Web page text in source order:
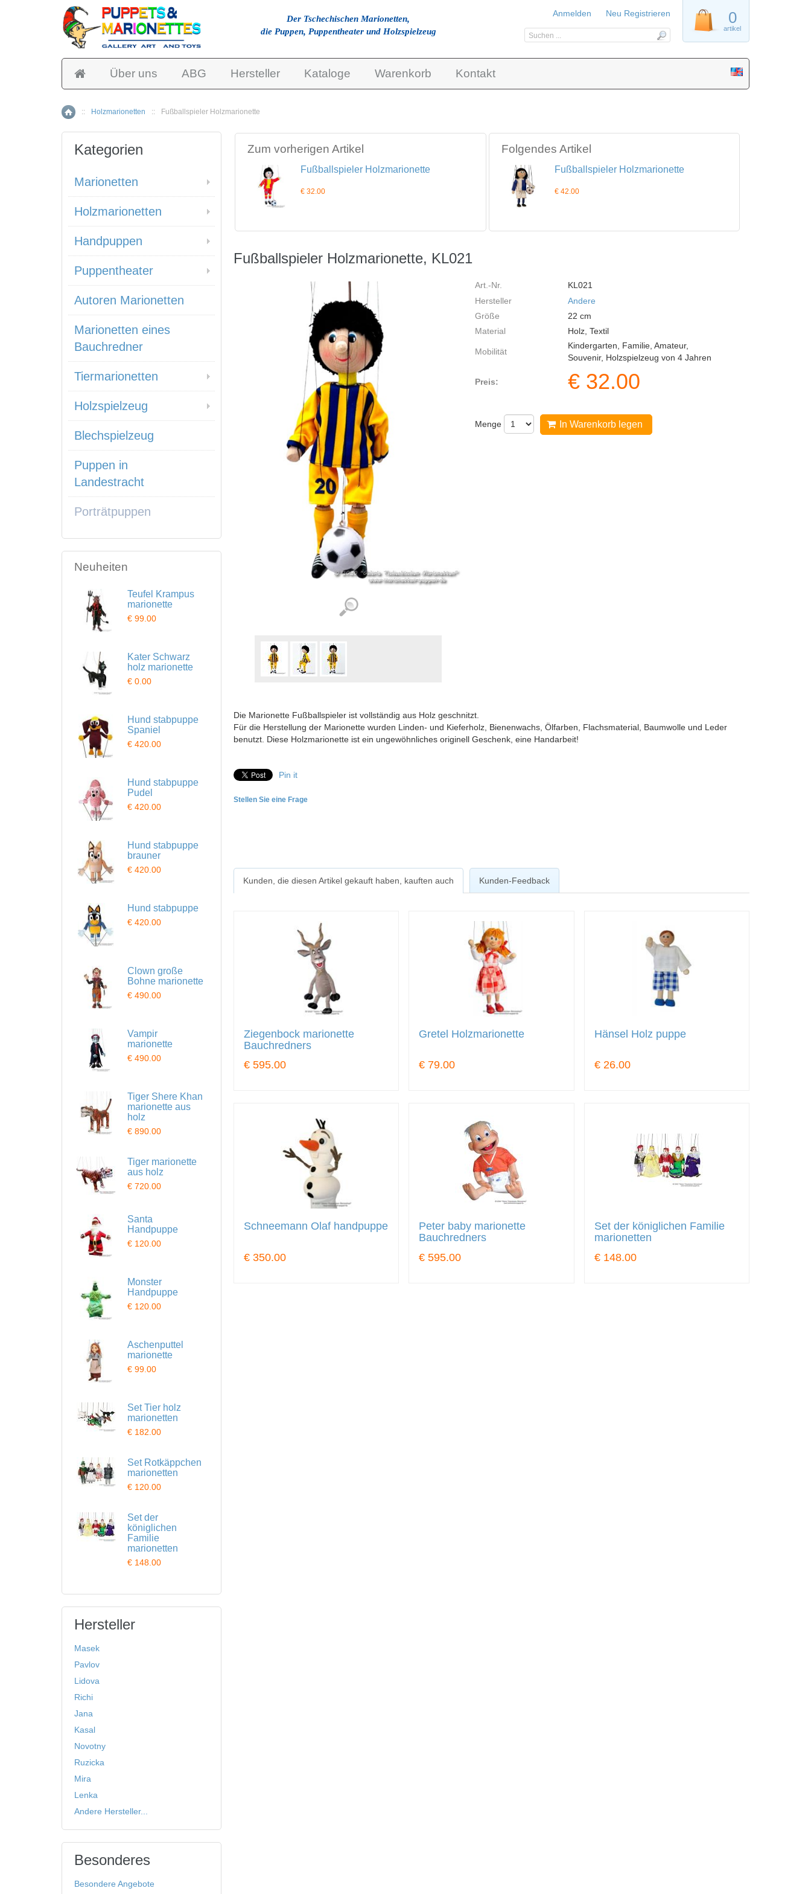
Über uns ABG Hersteller Kataloge Warenkorb Kontakt
Home
:: Holzmarionetten :: Fußballspieler Holzmarionette
Zum vorherigen Artikel
Fußballspieler Holzmarionette
€ 32.00
Folgendes Artikel
Fußballspieler Holzmarionette
€ 42.00
Fußballspieler Holzmarionette, KL021
Art.-Nr.
KL021
Hersteller
Andere
Größe
22 cm
Material
Holz, Textil
Mobilität
Kindergarten, Familie, Amateur,
Souvenir, Holzspielzeug von 4 Jahren
Preis: € 32.00
Menge In Warenkorb legen
Die Marionette Fußballspieler ist vollständig aus Holz geschnitzt.
Für die Herstellung der Marionette wurden Linden- und Kieferholz, Bienenwachs, Ölfarben, Flachsmaterial, Baumwolle und Leder
benutzt. Diese Holzmarionette ist ein ungewöhnliches originell Geschenk, eine Handarbeit!
Pin it
Stellen Sie eine Frage
Kunden, die diesen Artikel gekauft haben, kauften auch Kunden-Feedback
Ziegenbock marionette
Bauchredners
€ 595.00
Gretel Holzmarionette
€ 79.00
Hänsel Holz puppe
€ 26.00
Schneemann Olaf handpuppe
€ 350.00
Peter baby marionette
Bauchredners
€ 595.00
Set der königlichen Familie
marionetten
€ 148.00
Kategorien
Marionetten
Holzmarionetten
Handpuppen
Puppentheater
Autoren Marionetten
Marionetten eines
Bauchredner
Tiermarionetten
Holzspielzeug
Blechspielzeug
Puppen in
Landestracht
Porträtpuppen
Neuheiten
Teufel Krampus
marionette
€ 99.00
Kater Schwarz
holz marionette
€ 0.00
Hund stabpuppe
Spaniel
€ 420.00
Hund stabpuppe
Pudel
€ 420.00
Hund stabpuppe
brauner
€ 420.00
Hund stabpuppe
€ 420.00
Clown große
Bohne marionette
€ 490.00
Vampir
marionette
€ 490.00
Tiger Shere Khan
marionette aus
holz
€ 890.00
Tiger marionette
aus holz
€ 720.00
Santa
Handpuppe
€ 120.00
Monster
Handpuppe
€ 120.00
Aschenputtel
marionette
€ 99.00
Set Tier holz
marionetten
€ 182.00
Set Rotkäppchen
marionetten
€ 120.00
Set der
königlichen
Familie
marionetten
€ 148.00
Hersteller
Masek
Pavlov
Lidova
Richi
Jana
Kasal
Novotny
Ruzicka
Mira
Lenka
Andere Hersteller...
Besonderes
Besondere Angebote
Der Tschechischen Marionetten,
die Puppen, Puppentheater und Holzspielzeug
0
artikel
Anmelden Neu Registrieren